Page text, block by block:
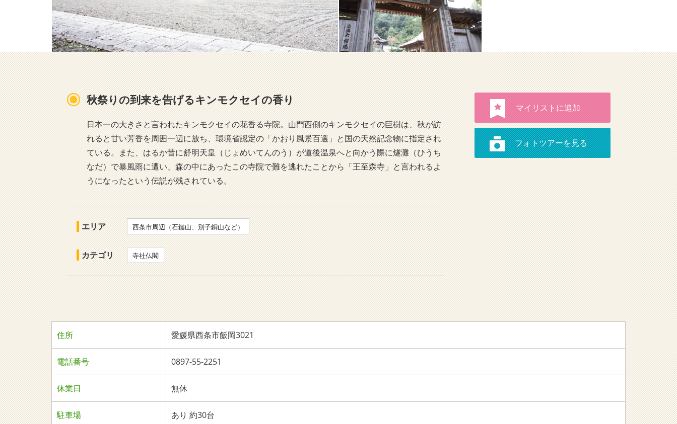
秋祭りの到来を告げるキンモクセイの香り
日本一の大きさと言われたキンモクセイの花香る寺院。山門西側のキンモクセイの巨樹は、秋が訪
れると甘い芳香を周囲一辺に放ち、環境省認定の「かおり風景百選」と国の天然記念物に指定され
ている。また、はるか昔に舒明天皇（じょめいてんのう）が道後温泉へと向かう際に燧灘（ひうち
なだ）で暴風雨に遭い、森の中にあったこの寺院で難を逃れたことから「王至森寺」と言われるよ
うになったという伝説が残されている。
エリア 西条市周辺（石鎚山、別子銅山など）
カテゴリ 寺社仏閣
住所 愛媛県西条市飯岡3021
電話番号 0897-55-2251
休業日 無休
駐車場 あり 約30台